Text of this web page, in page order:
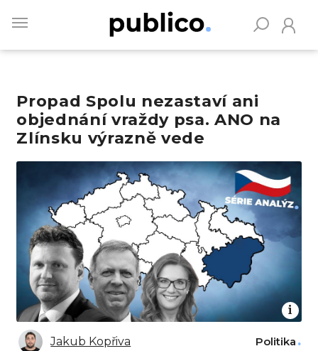
main
Propad Spolu nezastaví ani
objednání vraždy psa. ANO na
Zlínsku výrazně vede
Obrázek
Jakub Kopřiva Politika
Vyhledávejte na Publiku